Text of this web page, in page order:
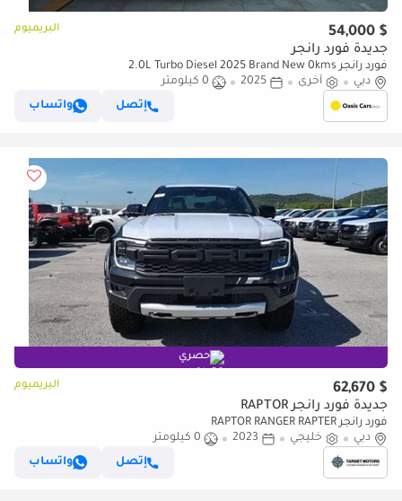
$ 54,000 البريميوم
جديدة فورد رانجر
فورد رانجر 2.0L Turbo Diesel 2025 Brand New 0kms
دبي
أخرى 2025
0 كيلومتر
إتصل
واتساب
حصري
$ 62,670 البريميوم
جديدة فورد رانجر RAPTOR
فورد رانجر RAPTOR RANGER RAPTER
دبي
خليجي 2023
0 كيلومتر
إتصل
واتساب